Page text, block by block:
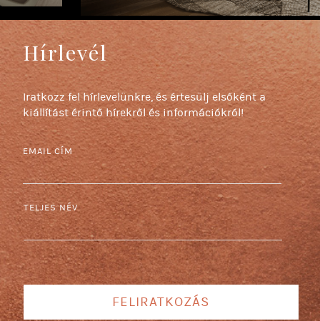
Hírlevél
Iratkozz fel hírlevelünkre, és értesülj elsőként a
kiállítást érintő hírekről és információkról!
EMAIL CÍM
TELJES NÉV
FELIRATKOZÁS